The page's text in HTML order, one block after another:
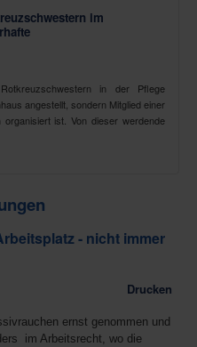
im
in der Pflege
angestellt, sondern Mitglied einer
ist. Von dieser werdende
- nicht immer
Drucken
ernst genommen und
im Arbeitsrecht, wo die